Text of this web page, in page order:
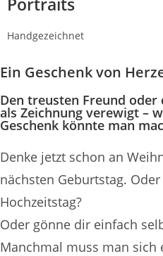
Handgezeichnet
Ein Geschenk von
Den treusten Freund oder
als Zeichnung verewigt –
Geschenk könnte man
Denke jetzt schon an
nächsten Geburtstag.
Hochzeitstag?
Oder gönne dir einfach
Manchmal muss man sich